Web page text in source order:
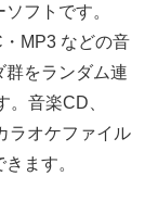
フトです。
MP3 などの音
群をランダム連
音楽CD、
ラオケファイル
ます。